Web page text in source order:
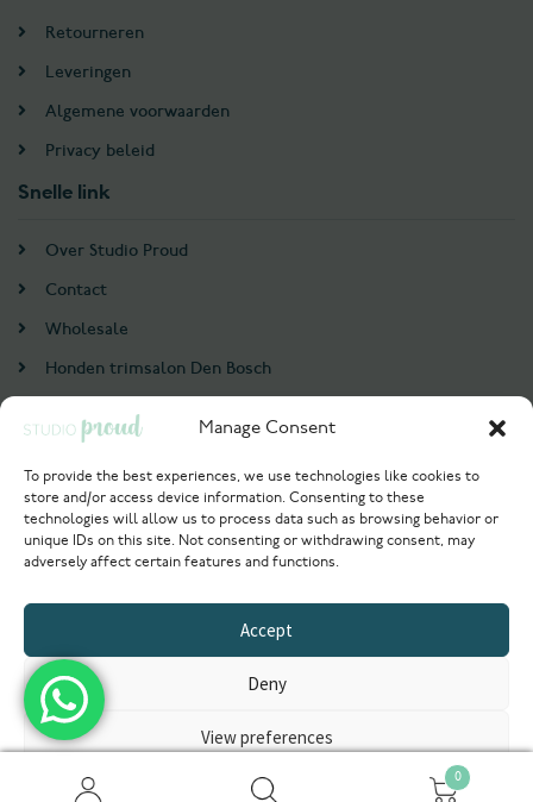
Manage Consent
To provide the best experiences, we use technologies like cookies to
store and/or access device information. Consenting to these
technologies will allow us to process data such as browsing behavior or
unique IDs on this site. Not consenting or withdrawing consent, may
adversely affect certain features and functions.
Accept
Deny
View preferences
Privacyverklaring
Retourneren
Leveringen
Algemene voorwaarden
Privacy beleid
Snelle link
Over Studio Proud
Contact
Wholesale
Honden trimsalon Den Bosch
Login / Register
Probeer nu
0
© 2021 Studioproud. All rights reserved.
Powered by